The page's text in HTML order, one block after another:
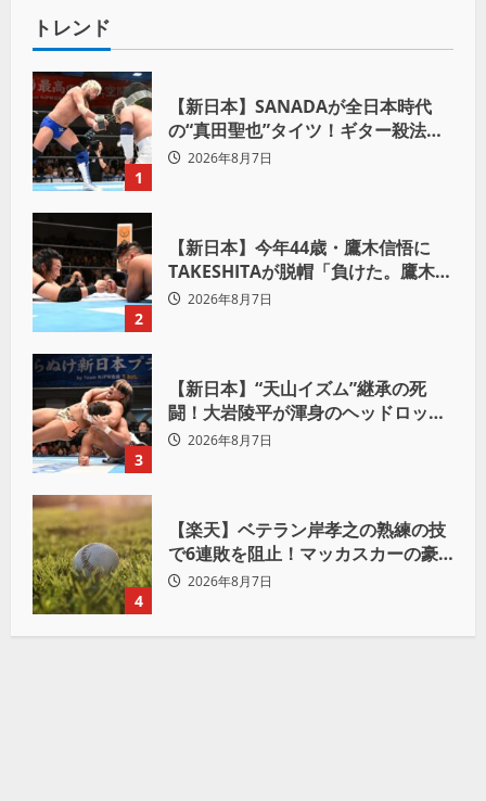
トレンド
1
【新日本】SANADAが全日本時代
の“真田聖也”タイツ！ギター殺法で
Yuto-IceをKO「俺と闘う時は考え
2026年8月7日
2
【新日本】今年44歳・鷹木信悟に
TAKESHITAが脱帽「負けた。鷹木信
悟、強いわ！」
2026年8月7日
3
【新日本】“天山イズム”継承の死
闘！大岩陵平が渾身のヘッドロック
で後藤洋央紀からタップ奪取 執念の
2026年8月7日
4
【楽天】ベテラン岸孝之の熟練の技
で6連敗を阻止！マッカスカーの豪
快2ランと粘りの継投でオリックス
2026年8月7日